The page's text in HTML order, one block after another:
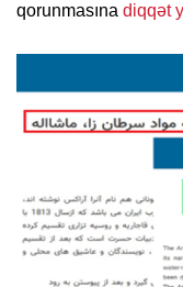
qorunmasına diqqət